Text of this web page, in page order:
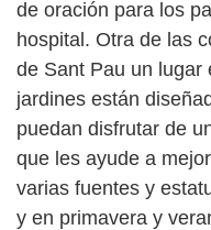
de oración para los
hospital. Otra de las
de Sant Pau un lugar
jardines están
puedan disfrutar de
que les ayude a
varias fuentes y
y en primavera y